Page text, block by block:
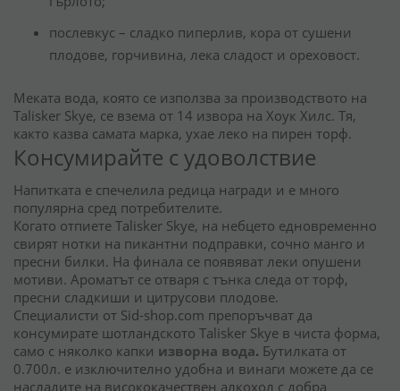
послевкус – сладко пиперлив, кора от сушени
плодове, горчивина, лека сладост и ореховост.
Меката вода, която се използва за производството на
Talisker Skye, се взема от 14 извора на Хоук Хилс. Тя,
както казва самата марка, ухае леко на пирен торф.
Консумирайте с удоволствие
Напитката е спечелила редица награди и е много
популярна сред потребителите.
Когато отпиете Talisker Skye, на небцето едновременно
свирят нотки на пикантни подправки, сочно манго и
пресни билки. На финала се появяват леки опушени
мотиви. Ароматът се отваря с тънка следа от торф,
пресни сладкиши и цитрусови плодове.
Специалисти от Sid-shop.com препоръчват да
консумирате шотландското Talisker Skye в чиста форма,
само с няколко капки изворна вода. Бутилката от
0.700л. е изключително удобна и винаги можете да се
насладите на висококачествен алкохол с добра